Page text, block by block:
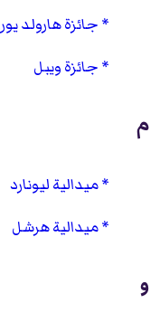
جائزة هارولد
جائزة ويبل
م
ميدالية ليونارد
ميدالية هرشل
و